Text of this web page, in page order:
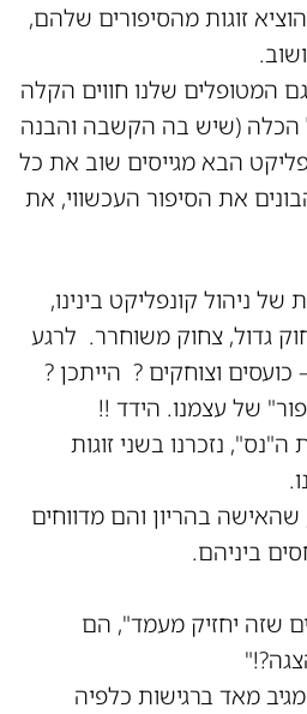
זוגות מהסיפורים שלהם,
המטופלים שלנו חווים הקלה
הכלה (שיש בה הקשבה והבנה
הבא מגייסים שוב את כל
את הסיפור העכשווי, את
ניהול קונפליקט בינינו,
גדול, צחוק משוחרר. לרגע
כועסים וצוחקים ? הייתכן ?
של עצמנו. הידד !!
נזכרנו בשני זוגות
בהריון והם מדווחים
ביניהם.
שזה יחזיק מעמד", הם
מאד ברגישות כלפיה